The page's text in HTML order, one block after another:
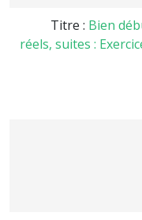
Titre : Bien
réels, suites :